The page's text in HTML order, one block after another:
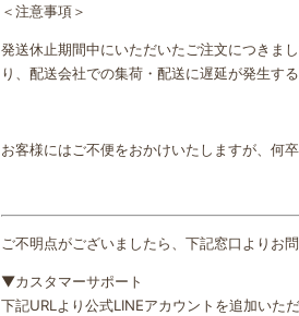
＜注意事項＞
発送休止期間中にいただいたご注文につきま
り、配送会社での集荷・配送に遅延が発生す
お客様にはご不便をおかけいたしますが、何
ご不明点がございましたら、下記窓口よりお
▼カスタマーサポート
下記URLより公式LINEアカウントを追加いた